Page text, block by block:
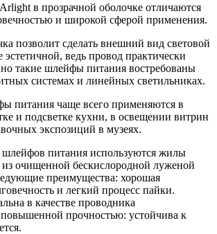
в прозрачной оболочке отличаются
и широкой сферой применения.
позволит сделать внешний вид световой
эстетичной, ведь провод практически
такие шлейфы питания востребованы
системах и линейных светильниках.
питания чаще всего применяются в
и подсветке кухни, в освещении витрин
экспозиций в музеях.
шлейфов питания используются жилы
из очищенной бескислородной луженой
преимущества: хорошая
и легкий процесс пайки.
в качестве проводника
повышенной прочностью: устойчива к